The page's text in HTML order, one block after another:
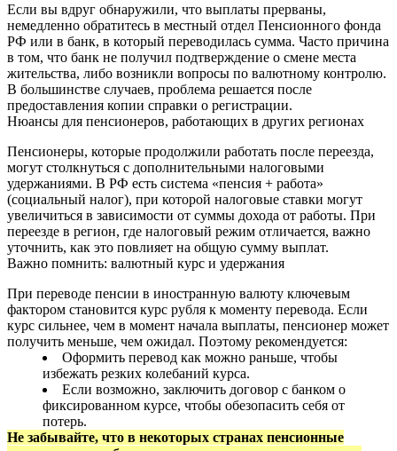
Если вы вдруг обнаружили, что выплаты прерваны,
немедленно обратитесь в местный отдел Пенсионного фонда
РФ или в банк, в который переводилась сумма. Часто причина
в том, что банк не получил подтверждение о смене места
жительства, либо возникли вопросы по валютному контролю.
В большинстве случаев, проблема решается после
предоставления копии справки о регистрации.
Нюансы для пенсионеров, работающих в других регионах
Пенсионеры, которые продолжили работать после переезда,
могут столкнуться с дополнительными налоговыми
удержаниями. В РФ есть система «пенсия + работа»
(социальный налог), при которой налоговые ставки могут
увеличиться в зависимости от суммы дохода от работы. При
переезде в регион, где налоговый режим отличается, важно
уточнить, как это повлияет на общую сумму выплат.
Важно помнить: валютный курс и удержания
При переводе пенсии в иностранную валюту ключевым
фактором становится курс рубля к моменту перевода. Если
курс сильнее, чем в момент начала выплаты, пенсионер может
получить меньше, чем ожидал. Поэтому рекомендуется:
Оформить перевод как можно раньше, чтобы
избежать резких колебаний курса.
Если возможно, заключить договор с банком о
фиксированном курсе, чтобы обезопасить себя от
потерь.
Не забывайте, что в некоторых странах пенсионные